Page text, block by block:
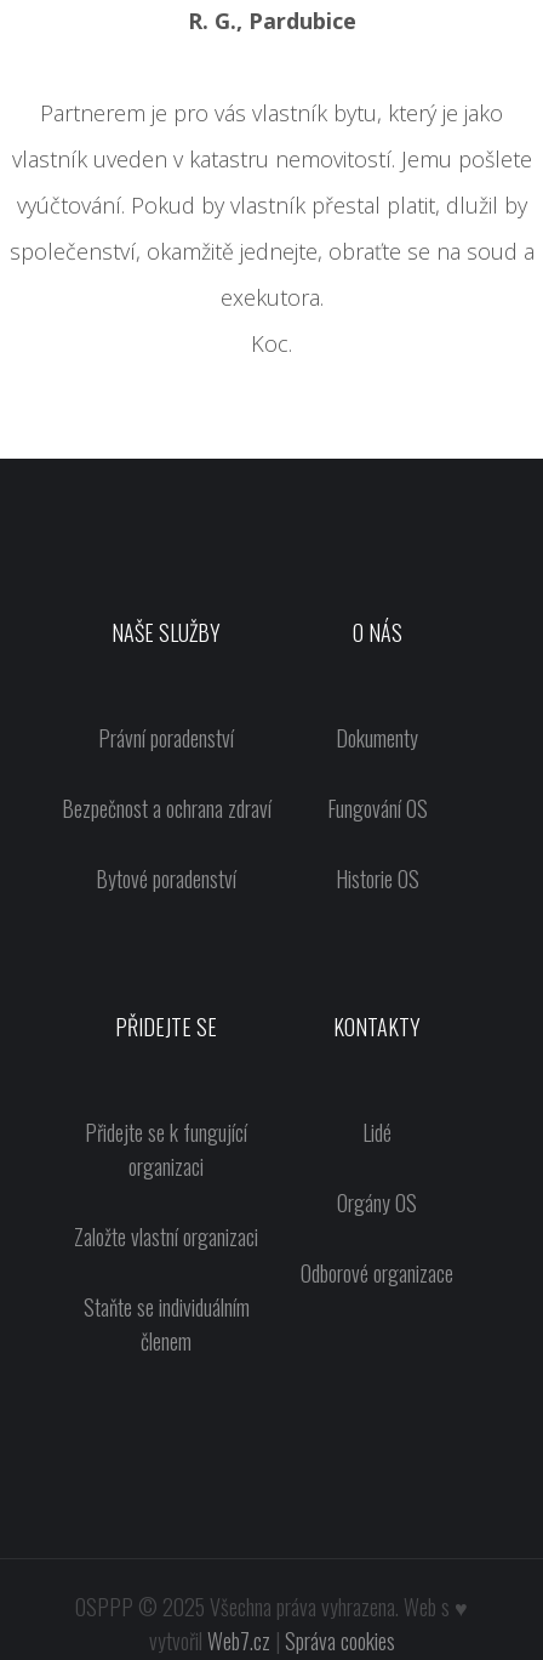
R. G., Pardubice
Partnerem je pro vás vlastník bytu, který je jako
vlastník uveden v katastru nemovitostí. Jemu pošlete
vyúčtování. Pokud by vlastník přestal platit, dlužil by
společenství, okamžitě jednejte, obraťte se na soud a
exekutora.
Koc.
NAŠE SLUŽBY
Právní poradenství
Bezpečnost a ochrana zdraví
Bytové poradenství
O NÁS
Dokumenty
Fungování OS
Historie OS
PŘIDEJTE SE
Přidejte se k fungující
organizaci
Založte vlastní organizaci
Staňte se individuálním
členem
KONTAKTY
Lidé
Orgány OS
Odborové organizace
OSPPP © 2025 Všechna práva vyhrazena. Web s ♥
vytvořilWeb7.cz |Správa cookies